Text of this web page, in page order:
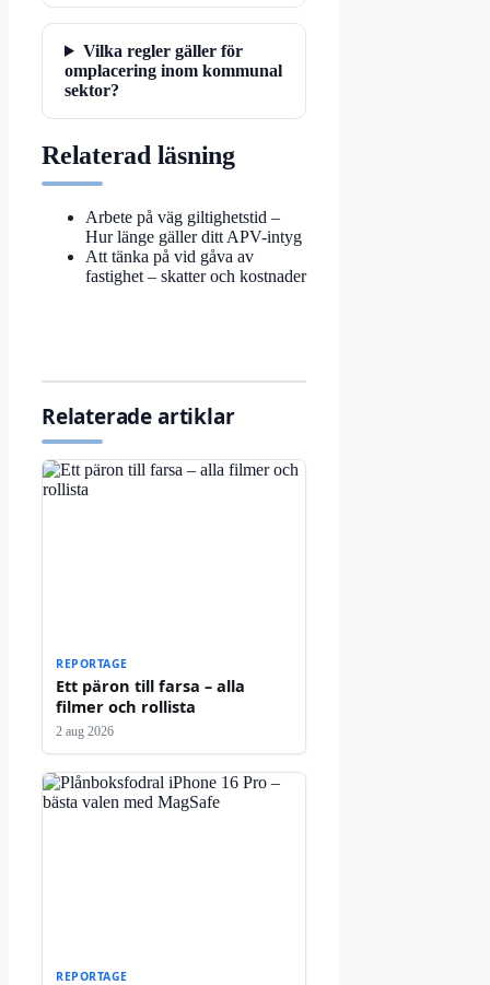
Vilka regler gäller för
omplacering inom kommunal
sektor?
Relaterad läsning
Arbete på väg giltighetstid –
Hur länge gäller ditt APV-intyg
Att tänka på vid gåva av
fastighet – skatter och kostnader
Relaterade artiklar
REPORTAGE
Ett päron till farsa – alla
filmer och rollista
2 aug 2026
REPORTAGE